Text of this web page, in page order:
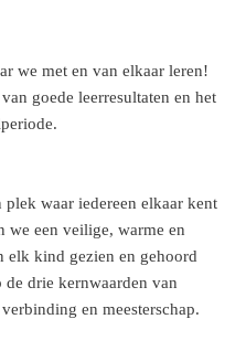
we met en van elkaar leren!
goede leerresultaten en het
plek waar iedereen elkaar kent
we een veilige, warme en
elk kind gezien en gehoord
drie kernwaarden van
en meesterschap.